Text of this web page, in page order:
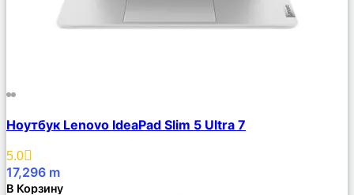
Описание
Избранное
Ноутбук Lenovo IdeaPad Slim 5 Ultra 7
5.0
17,296 m
В Корзину